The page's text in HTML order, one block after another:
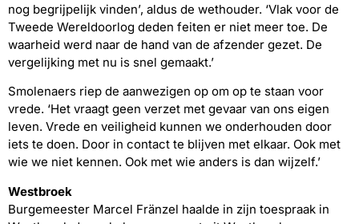
nog begrijpelijk vinden’, aldus de wethouder. ‘Vlak voor de
Tweede Wereldoorlog deden feiten er niet meer toe. De
waarheid werd naar de hand van de afzender gezet. De
vergelijking met nu is snel gemaakt.’
Smolenaers riep de aanwezigen op om op te staan voor
vrede. ‘Het vraagt geen verzet met gevaar van ons eigen
leven. Vrede en veiligheid kunnen we onderhouden door
iets te doen. Door in contact te blijven met elkaar. Ook met
wie we niet kennen. Ook met wie anders is dan wijzelf.’
Westbroek
Burgemeester Marcel Fränzel haalde in zijn toespraak in